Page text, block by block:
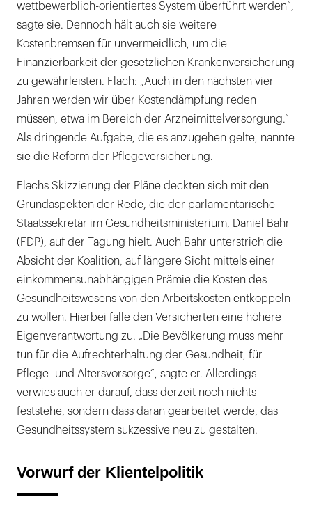
wettbewerblich-orientiertes System überführt werden“,
sagte sie. Dennoch hält auch sie weitere
Kostenbremsen für unvermeidlich, um die
Finanzierbarkeit der gesetzlichen Krankenversicherung
zu gewährleisten. Flach: „Auch in den nächsten vier
Jahren werden wir über Kostendämpfung reden
müssen, etwa im Bereich der Arzneimittelversorgung.“
Als dringende Aufgabe, die es anzugehen gelte, nannte
sie die Reform der Pflegeversicherung.
Flachs Skizzierung der Pläne deckten sich mit den
Grundaspekten der Rede, die der parlamentarische
Staatssekretär im Gesundheitsministerium, Daniel Bahr
(FDP), auf der Tagung hielt. Auch Bahr unterstrich die
Absicht der Koalition, auf längere Sicht mittels einer
einkommensunabhängigen Prämie die Kosten des
Gesundheitswesens von den Arbeitskosten entkoppeln
zu wollen. Hierbei falle den Versicherten eine höhere
Eigenverantwortung zu. „Die Bevölkerung muss mehr
tun für die Aufrechterhaltung der Gesundheit, für
Pflege- und Altersvorsorge“, sagte er. Allerdings
verwies auch er darauf, dass derzeit noch nichts
feststehe, sondern dass daran gearbeitet werde, das
Gesundheitssystem sukzessive neu zu gestalten.
Vorwurf der Klientelpolitik